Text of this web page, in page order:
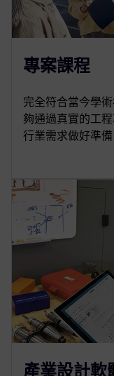
專案課程
完全符合當今學
夠通過真實的工
行業需求做好準備
產業設計軟